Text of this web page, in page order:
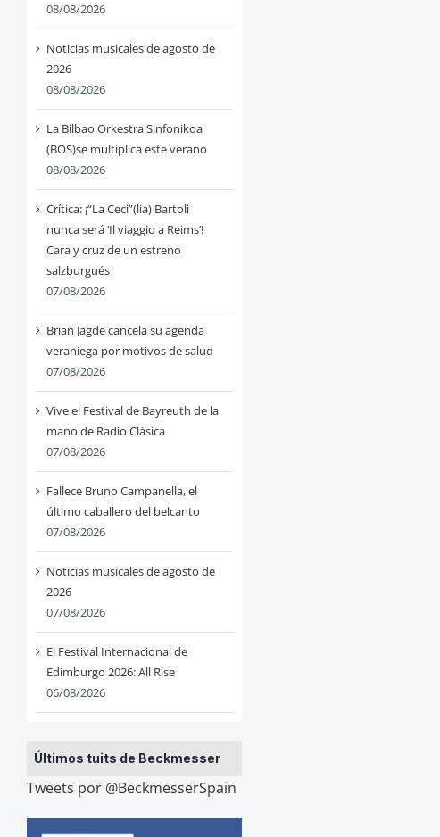
08/08/2026
Noticias musicales de agosto de
2026
08/08/2026
La Bilbao Orkestra Sinfonikoa
(BOS)se multiplica este verano
08/08/2026
Crítica: ¡“La Ceci”(lia) Bartoli
nunca será ‘Il viaggio a Reims’!
Cara y cruz de un estreno
salzburgués
07/08/2026
Brian Jagde cancela su agenda
veraniega por motivos de salud
07/08/2026
Vive el Festival de Bayreuth de la
mano de Radio Clásica
07/08/2026
Fallece Bruno Campanella, el
último caballero del belcanto
07/08/2026
Noticias musicales de agosto de
2026
07/08/2026
El Festival Internacional de
Edimburgo 2026: All Rise
06/08/2026
Últimos tuits de Beckmesser
Tweets por @BeckmesserSpain